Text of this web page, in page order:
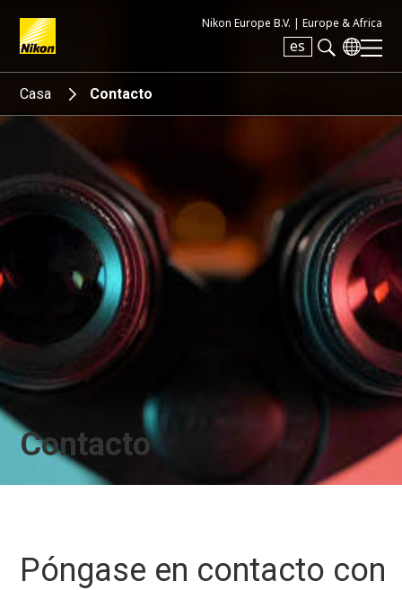
Nikon Europe B.V. | Europe & Africa
es
Search keyword(s)
Casa Contacto
Contacto
Póngase en contacto con